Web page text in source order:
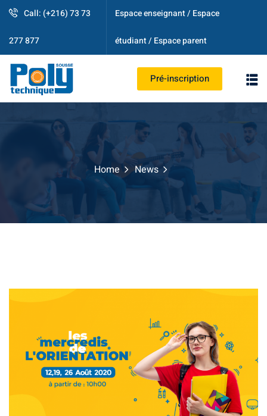
Call: (+216) 73 73
277 877
Espace enseignant / Espace
étudiant / Espace parent
Pré-inscription
Home News